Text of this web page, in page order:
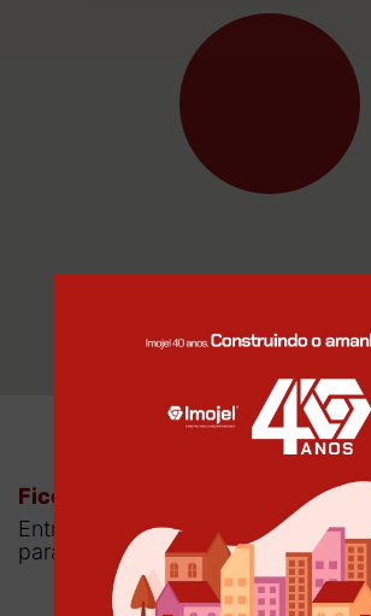
Ficou interessado?
Entre em contato com um de
para mais informações.